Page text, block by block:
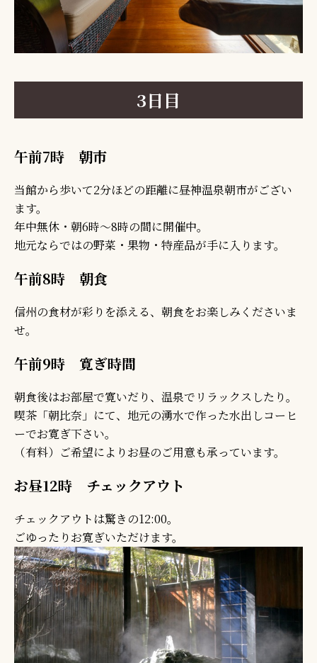
3日目
午前7時 朝市
当館から歩いて2分ほどの距離に昼神温泉朝市がござい
ます。
年中無休・朝6時～8時の間に開催中。
地元ならではの野菜・果物・特産品が手に入ります。
午前8時 朝食
信州の食材が彩りを添える、朝食をお楽しみくださいま
せ。
午前9時 寛ぎ時間
朝食後はお部屋で寛いだり、温泉でリラックスしたり。
喫茶「朝比奈」にて、地元の湧水で作った水出しコーヒ
ーでお寛ぎ下さい。
（有料）ご希望によりお昼のご用意も承っています。
お昼12時 チェックアウト
チェックアウトは驚きの12:00。
ごゆったりお寛ぎいただけます。